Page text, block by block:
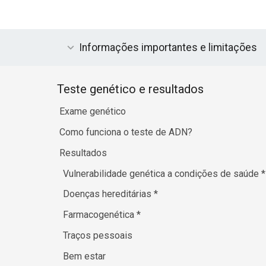
Informações importantes e limitações
Teste genético e resultados
Exame genético
Como funciona o teste de ADN?
Resultados
Vulnerabilidade genética a condições de saúde *
Doenças hereditárias *
Farmacogenética *
Traços pessoais
Bem estar